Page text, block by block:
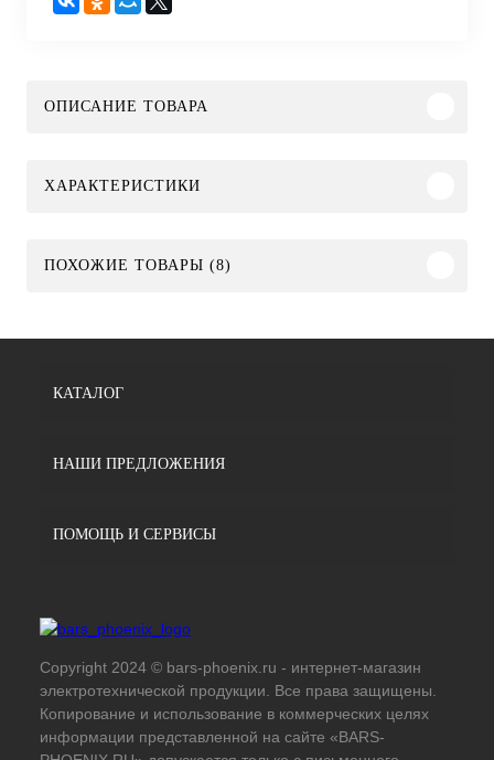
ОПИСАНИЕ ТОВАРА
ХАРАКТЕРИСТИКИ
ПОХОЖИЕ ТОВАРЫ (8)
КАТАЛОГ
НАШИ ПРЕДЛОЖЕНИЯ
ПОМОЩЬ И СЕРВИСЫ
Copyright 2024 © bars-phoenix.ru - интернет-магазин
электротехнической продукции. Все права защищены.
Копирование и использование в коммерческих целях
информации представленной на сайте «BARS-